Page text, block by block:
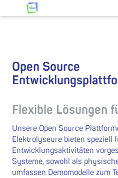
Zum Inhalt springen
HZwo – Antrieb für Sachsen
Open Source
Flexible Lösungen
Unsere Open Source
Elektrolyseure bieten speziell
Entwicklungsaktivitäten
Systeme, sowohl als
umfassen Demomodelle zum